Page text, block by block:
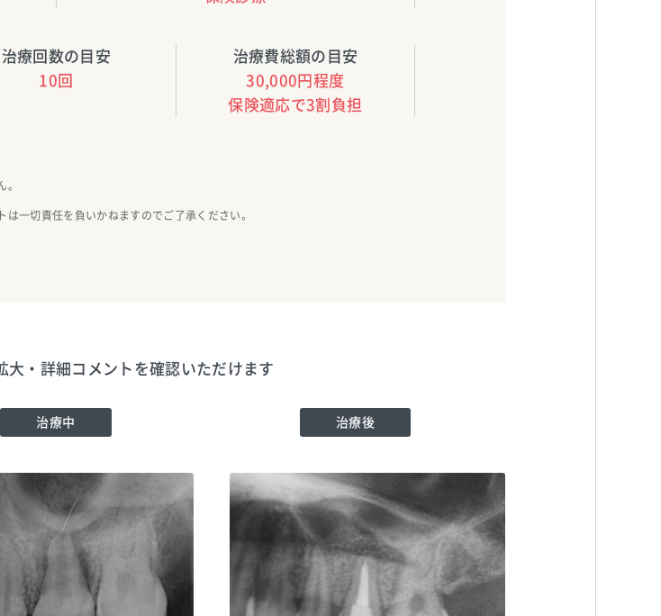
治療回数の目安
10回
治療費総額の目安
30,000円程度
保険適応で3割負担
。
一切責任を負いかねますのでご了承ください。
大・詳細コメントを確認いただけます
治療中 治療後